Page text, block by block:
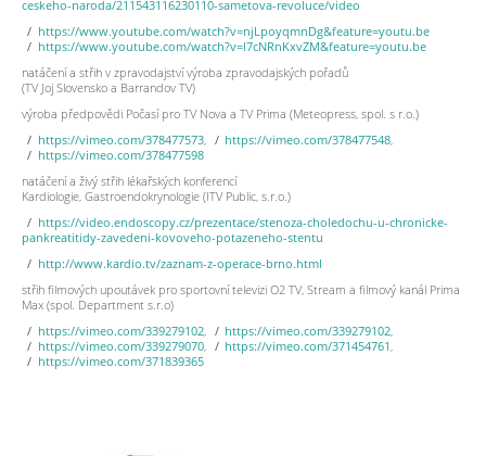
ceskeho-naroda/211543116230110-sametova-revoluce/video
https://www.youtube.com/watch?v=njLpoyqmnDg&feature=youtu.be
https://www.youtube.com/watch?v=l7cNRnKxvZM&feature=youtu.be
natáčení a střih v zpravodajství výroba zpravodajských pořadů
(TV Joj Slovensko a Barrandov TV)
výroba předpovědi Počasí pro TV Nova a TV Prima (Meteopress, spol. s r.o.)
https://vimeo.com/378477573, https://vimeo.com/378477548,
https://vimeo.com/378477598
natáčení a živý střih lékařských konferencí
Kardiologie, Gastroendokrynologie (ITV Public, s.r.o.)
https://video.endoscopy.cz/prezentace/stenoza-choledochu-u-chronicke-
pankreatitidy-zavedeni-kovoveho-potazeneho-stentu
http://www.kardio.tv/zaznam-z-operace-brno.html
střih filmových upoutávek pro sportovní televizi O2 TV, Stream a filmový kanál Prima
Max (spol. Department s.r.o)
https://vimeo.com/339279102, https://vimeo.com/339279102,
https://vimeo.com/339279070, https://vimeo.com/371454761,
https://vimeo.com/371839365